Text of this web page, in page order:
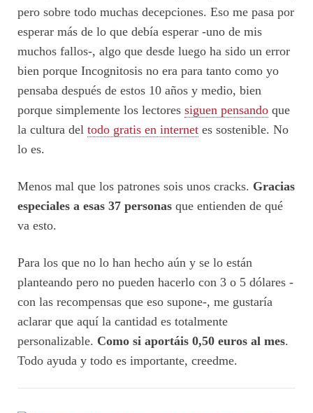
pero sobre todo muchas decepciones. Eso me pasa por
esperar más de lo que debía esperar -uno de mis
muchos fallos-, algo que desde luego ha sido un error
bien porque Incognitosis no era para tanto como yo
pensaba después de estos 10 años y medio, bien
porque simplemente los lectores siguen pensando que
la cultura del todo gratis en internet es sostenible. No
lo es.
Menos mal que los patrones sois unos cracks. Gracias
especiales a esas 37 personas que entienden de qué
va esto.
Para los que no lo han hecho aún y se lo están
planteando pero no pueden hacerlo con 3 o 5 dólares -
con las recompensas que eso supone-, me gustaría
aclarar que aquí la cantidad es totalmente
personalizable. Como si aportáis 0,50 euros al mes.
Todo ayuda y todo es importante, creedme.